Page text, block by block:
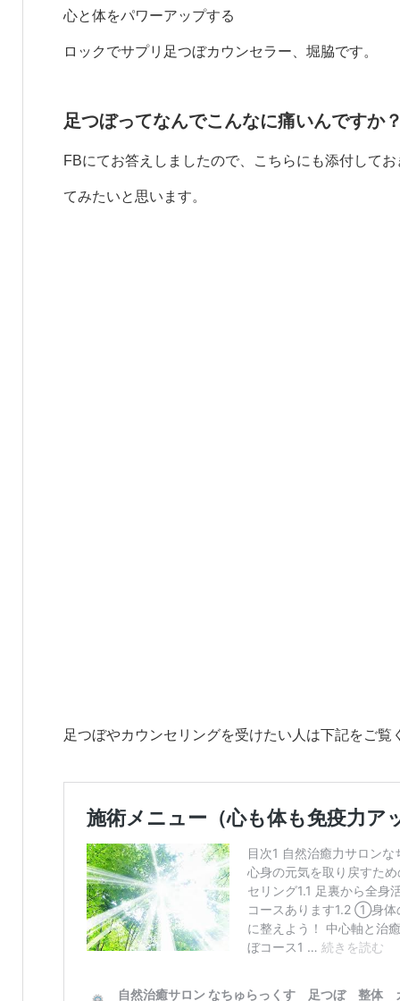
心と体をパワーアップする
ロックでサプリ足つぼカウンセラー、堀脇です。
足つぼってなんでこんなに痛いんですか
FBにてお答えしましたので、こちらにも添付して
てみたいと思います。
足つぼやカウンセリングを受けたい人は下記をご覧